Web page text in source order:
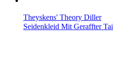
Theyskens' Theory Diller
Seidenkleid Mit Geraffter